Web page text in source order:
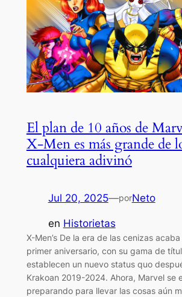
El plan de 10 años de
X-Men es más grande de
cualquiera adivinó
Jul 20, 2025—porNeto
en Historietas
X-Men’s De la era de las cenizas
primer aniversario, con su gama de
establecen un nuevo status quo
Krakoan 2019-2024. Ahora, Marvel se
preparando para llevar las cosas aún